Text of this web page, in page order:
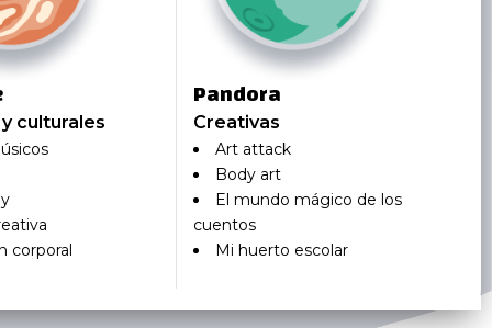
culturales
corporal
Pandora
Creativas
Art attack
Body art
El mundo mágico de los
cuentos
Mi huerto escolar